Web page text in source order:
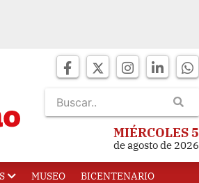
MIÉRCOLES 5
de agosto de 2026
MUSEO BICENTENARIO